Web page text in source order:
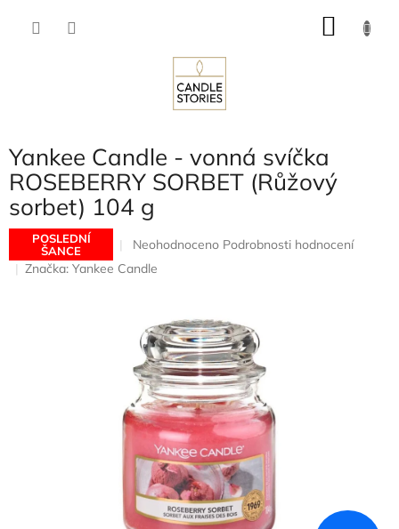
Yankee Candle - vonná svíčka
ROSEBERRY SORBET (Růžový
sorbet) 104 g
POSLEDNÍ
ŠANCE
Průměrné
hodnocení
produktu
hvězdiček.
Neohodnoceno Podrobnosti hodnocení
Značka: Yankee Candle